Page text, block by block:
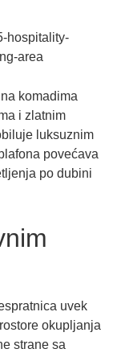
komadima
i zlatnim
luksuznim
povećava
po dubini
uvek
okupljanja
strane sa